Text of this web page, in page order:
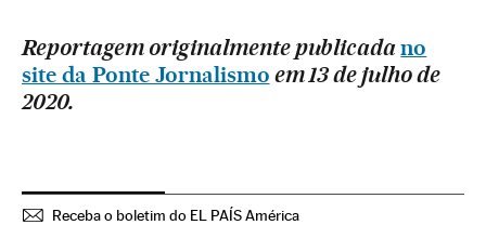
Reportagem originalmente publicadano
site da Ponte Jornalismo em 13 de julho de
2020.
Receba o boletim do EL PAÍS América